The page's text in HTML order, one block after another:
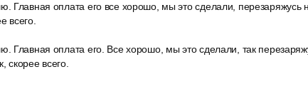
Главная оплата его все хорошо, мы это сделали, перезаряжусь
всего.
Главная оплата его. Все хорошо, мы это сделали, так
скорее всего.